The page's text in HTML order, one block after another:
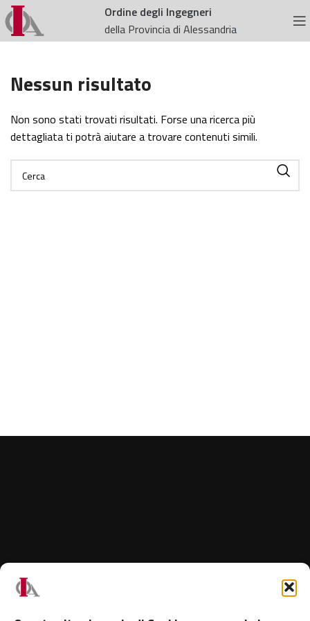
Ordine degli Ingegneri
della Provincia di Alessandria
Nessun risultato
Non sono stati trovati risultati. Forse una ricerca più
dettagliata ti potrà aiutare a trovare contenuti simili.